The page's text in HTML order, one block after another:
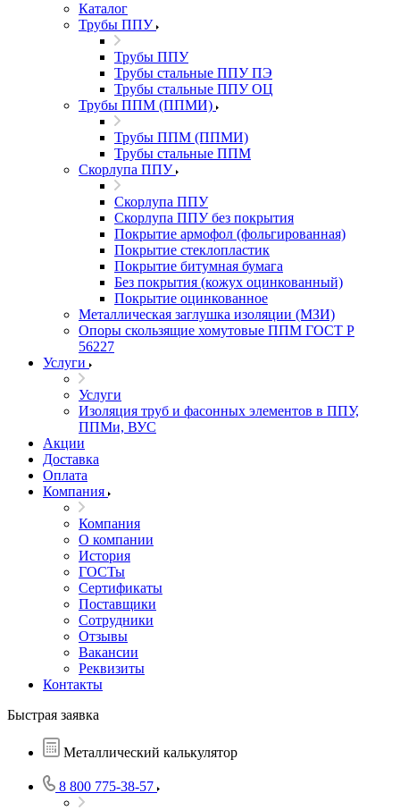
Каталог
Трубы ППУ
Трубы ППУ
Трубы стальные ППУ ПЭ
Трубы стальные ППУ ОЦ
Трубы ППМ (ППМИ)
Трубы ППМ (ППМИ)
Трубы стальные ППМ
Скорлупа ППУ
Скорлупа ППУ
Скорлупа ППУ без покрытия
Покрытие армофол (фольгированная)
Покрытие стеклопластик
Покрытие битумная бумага
Без покрытия (кожух оцинкованный)
Покрытие оцинкованное
Металлическая заглушка изоляции (МЗИ)
Опоры скользящие хомутовые ППМ ГОСТ Р
56227
Услуги
Услуги
Изоляция труб и фасонных элементов в ППУ,
ППМи, ВУС
Акции
Доставка
Оплата
Компания
Компания
О компании
История
ГОСТы
Сертификаты
Поставщики
Сотрудники
Отзывы
Вакансии
Реквизиты
Контакты
Быстрая заявка
Металлический калькулятор
8 800 775-38-57